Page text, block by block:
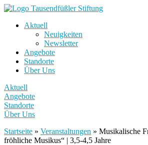
Aktuell
Neuigkeiten
Newsletter
Angebote
Standorte
Über Uns
Aktuell
Angebote
Standorte
Über Uns
Startseite » Veranstaltungen » Musikalische
fröhliche Musikus“ | 3,5-4,5 Jahre